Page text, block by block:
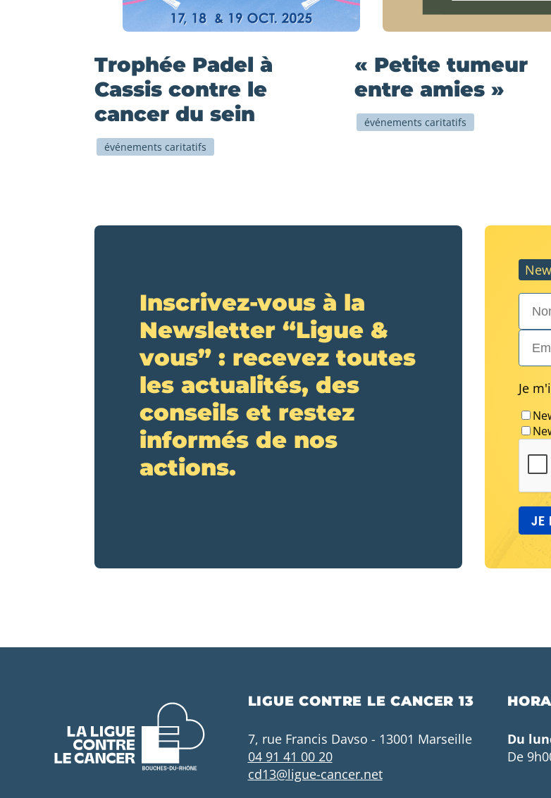
Trophée Padel à
Cassis contre le
cancer du sein
événements caritatifs
« Petite tumeur
entre amies »
événements caritatifs
Inscrivez-vous à la
Newsletter “Ligue &
vous” : recevez toutes
les actualités, des
conseils et restez
informés de nos
actions.
Nom*
Email*
Je
LIGUE CONTRE LE CANCER 13
7, rue Francis Davso - 13001 Marseille
04 91 41 00 20
cd13@ligue-cancer.net
Du
De